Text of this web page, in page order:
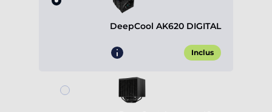
DeepCool AK620 DIGITAL
Inclus